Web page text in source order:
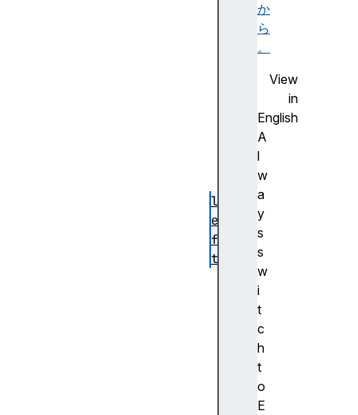
か
ら
。
View
in
English
A
l
w
a
y
s
s
w
i
t
c
h
t
o
E
l
e
f
t